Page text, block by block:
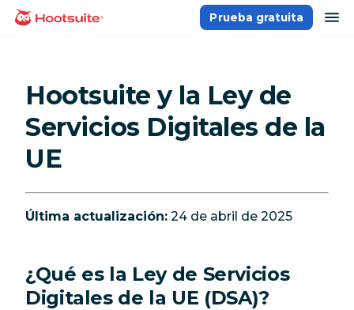
Saltar
Página principal
Prueba gratuita
Hootsuite y la Ley de
Servicios Digitales de la
UE
Última actualización: 24 de abril de 2025
¿Qué es la Ley de Servicios
Digitales de la UE (DSA)?